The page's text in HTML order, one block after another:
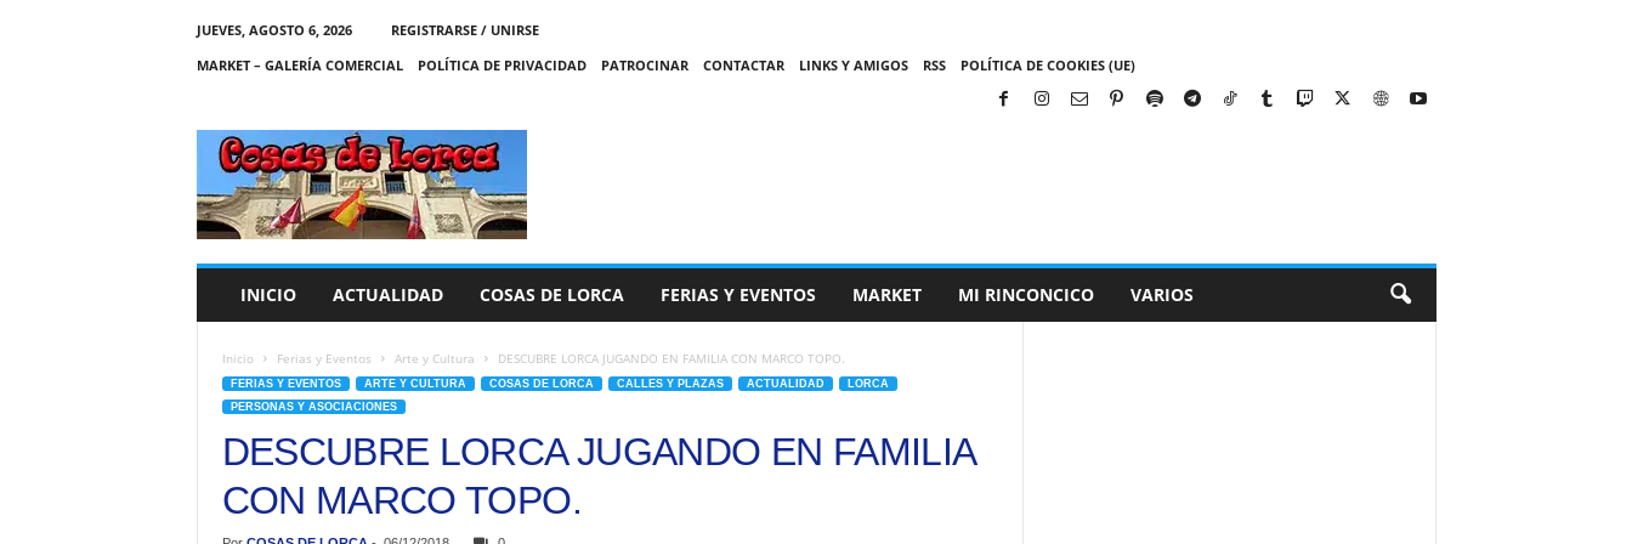
JUEVES, AGOSTO 6, 2026
REGISTRARSE / UNIRSE
MARKET – GALERÍA COMERCIAL
POLÍTICA DE PRIVACIDAD PATROCINAR CONTACTAR LINKS Y AMIGOS RSS POLÍTICA DE COOKIES (UE)
C
A
S
INICIO ACTUALIDAD COSAS DE LORCA FERIAS Y EVENTOS MARKET MI RINCONCICO VARIOS
Inicio Ferias y Eventos Arte y Cultura DESCUBRE LORCA JUGANDO EN FAMILIA CON MARCO TOPO.
FERIAS Y EVENTOS ARTE Y CULTURA COSAS DE LORCA CALLES Y PLAZAS ACTUALIDAD
LORCA
PERSONAS Y ASOCIACIONES
DESCUBRE LORCA JUGANDO EN FAMILIA
CON MARCO TOPO.